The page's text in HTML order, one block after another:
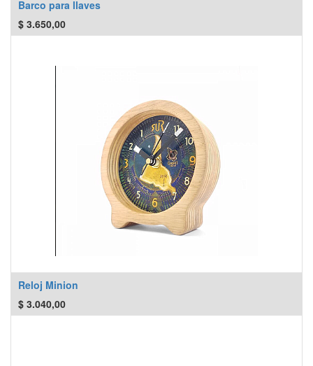
Barco para llaves
$ 3.650,00
Reloj Minion
$ 3.040,00